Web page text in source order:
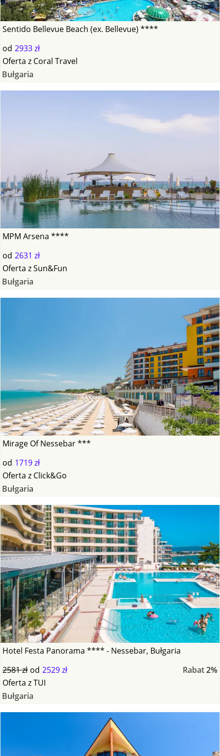
Sentido Bellevue Beach (ex. Bellevue) ****
od 2933 zł
Oferta z Coral Travel
Bułgaria
MPM Arsena ****
od 2631 zł
Oferta zSun&Fun
Bułgaria
Mirage Of Nessebar ***
od 1719 zł
Oferta z Click&Go
Bułgaria
Hotel Festa Panorama **** - Nessebar, Bułgaria
2581 zł od 2529 zł Rabat2%
Oferta zTUI
Bułgaria